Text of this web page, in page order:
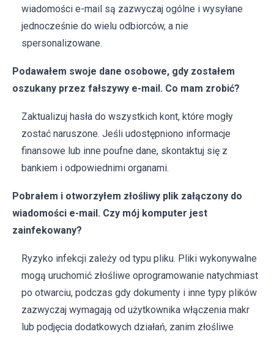
wiadomości e-mail są zazwyczaj ogólne i wysyłane
jednocześnie do wielu odbiorców, a nie
spersonalizowane.
Podawałem swoje dane osobowe, gdy zostałem
oszukany przez fałszywy e-mail. Co mam zrobić?
Zaktualizuj hasła do wszystkich kont, które mogły
zostać naruszone. Jeśli udostępniono informacje
finansowe lub inne poufne dane, skontaktuj się z
bankiem i odpowiednimi organami.
Pobrałem i otworzyłem złośliwy plik załączony do
wiadomości e-mail. Czy mój komputer jest
zainfekowany?
Ryzyko infekcji zależy od typu pliku. Pliki wykonywalne
mogą uruchomić złośliwe oprogramowanie natychmiast
po otwarciu, podczas gdy dokumenty i inne typy plików
zazwyczaj wymagają od użytkownika włączenia makr
lub podjęcia dodatkowych działań, zanim złośliwe